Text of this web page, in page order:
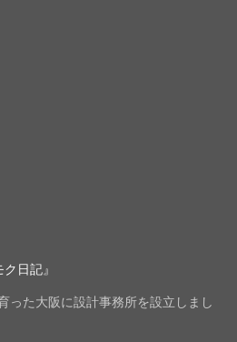
日記』
った大阪に設計事務所を設立しまし